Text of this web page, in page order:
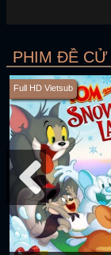
PHIM ĐỀ CỬ
Full HD Vietsub